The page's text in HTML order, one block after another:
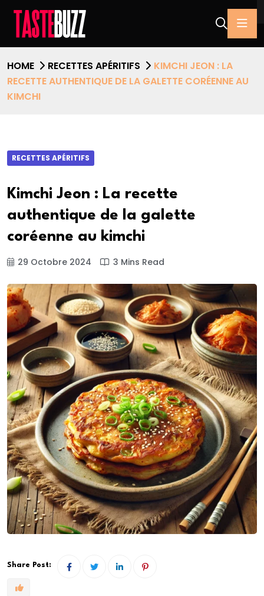
HOME RECETTES APÉRITIFS
KIMCHI JEON : LA
RECETTE AUTHENTIQUE DE LA GALETTE CORÉENNE AU
KIMCHI
RECETTES APÉRITIFS
Kimchi Jeon : La recette
authentique de la galette
coréenne au kimchi
29 Octobre 2024 3 Mins Read
Share Post: